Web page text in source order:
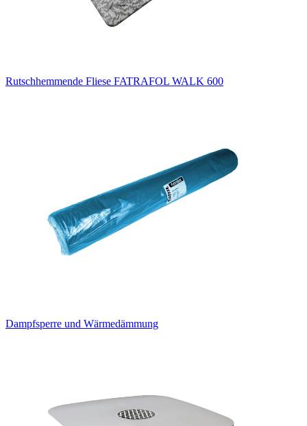
Rutschhemmende Fliese FATRAFOL WALK 600
Dampfsperre und Wärmedämmung